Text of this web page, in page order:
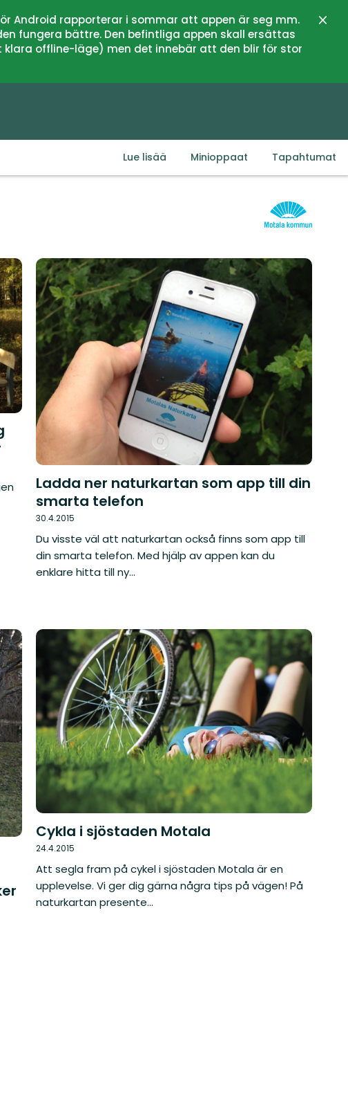
Android rapporterar i sommar att appen är seg mm.
fungera bättre. Den befintliga appen skall ersättas
offline-läge) men det innebär att den blir för stor
Sulje
Lue lisää Minioppaat Tapahtumat
Ladda ner naturkartan som app till din
smarta telefon
30.4.2015
Du visste väl att naturkartan också finns som app till
din smarta telefon. Med hjälp av appen kan du
enklare hitta till ny...
Cykla i sjöstaden Motala
24.4.2015
Att segla fram på cykel i sjöstaden Motala är en
upplevelse. Vi ger dig gärna några tips på vägen! På
naturkartan presente...